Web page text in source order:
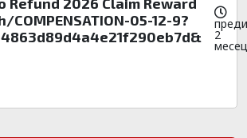
05-12-9?
преди
2